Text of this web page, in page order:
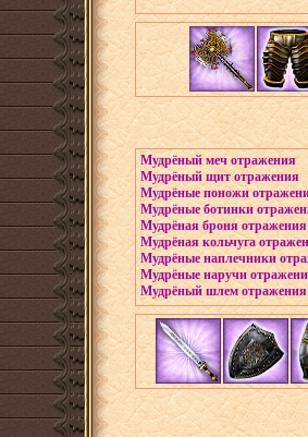
Мудрёный меч отражения
Мудрёный щит отражения
Мудрёные поножи
Мудрёные ботинки
Мудрёная броня отражения
Мудрёная кольчуга
Мудрёные наплечники
Мудрёные наручи
Мудрёный шлем отражения